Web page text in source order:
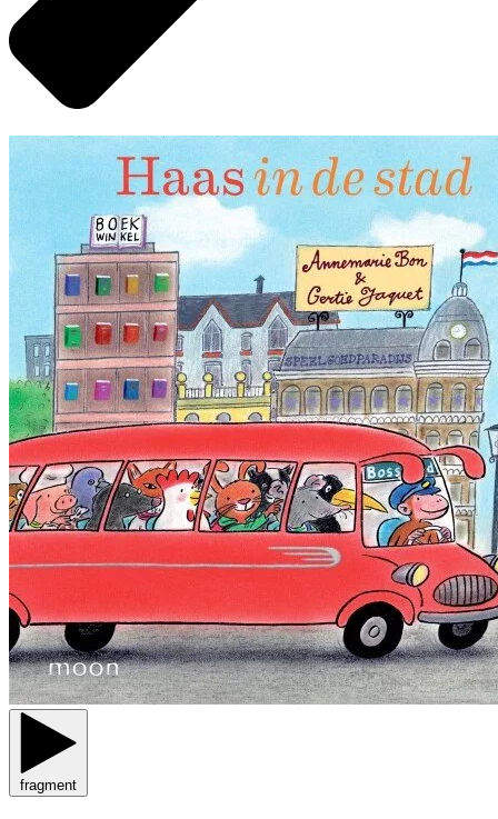
fragment